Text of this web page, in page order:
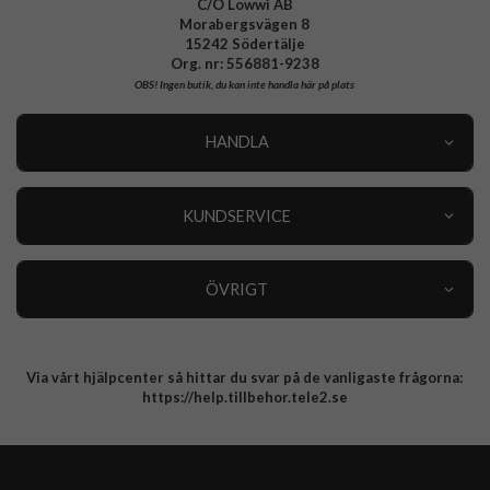
C/O Lowwi AB
Morabergsvägen 8
15242 Södertälje
Org. nr: 556881-9238
OBS!Ingen butik, du kan inte handla här på plats
HANDLA
KUNDSERVICE
ÖVRIGT
Integritetspolicy
Via vårt hjälpcenter så hittar du svar på de vanligaste frågorna:
https://help.tillbehor.tele2.se